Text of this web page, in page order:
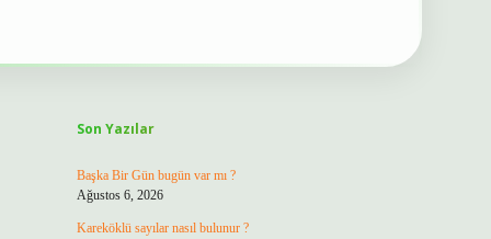
Son Yazılar
Başka Bir Gün bugün var mı ?
Ağustos 6, 2026
Kareköklü sayılar nasıl bulunur ?